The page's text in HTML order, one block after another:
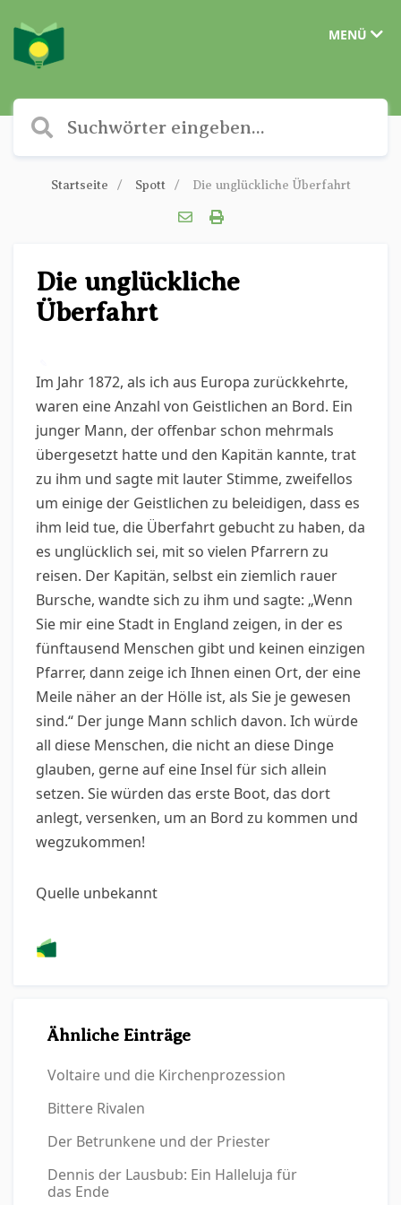
MENÜ
Startseite Spott Die unglückliche Überfahrt
Die unglückliche
Überfahrt
Im Jahr 1872, als ich aus Europa zurückkehrte,
waren eine Anzahl von Geistlichen an Bord. Ein
junger Mann, der offenbar schon mehrmals
übergesetzt hatte und den Kapitän kannte, trat
zu ihm und sagte mit lauter Stimme, zweifellos
um einige der Geistlichen zu beleidigen, dass es
ihm leid tue, die Überfahrt gebucht zu haben, da
es unglücklich sei, mit so vielen Pfarrern zu
reisen. Der Kapitän, selbst ein ziemlich rauer
Bursche, wandte sich zu ihm und sagte: „Wenn
Sie mir eine Stadt in England zeigen, in der es
fünftausend Menschen gibt und keinen einzigen
Pfarrer, dann zeige ich Ihnen einen Ort, der eine
Meile näher an der Hölle ist, als Sie je gewesen
sind.“ Der junge Mann schlich davon. Ich würde
all diese Menschen, die nicht an diese Dinge
glauben, gerne auf eine Insel für sich allein
setzen. Sie würden das erste Boot, das dort
anlegt, versenken, um an Bord zu kommen und
wegzukommen!
Quelle unbekannt
Ähnliche Einträge
Voltaire und die Kirchenprozession
Bittere Rivalen
Der Betrunkene und der Priester
Dennis der Lausbub: Ein Halleluja für
das Ende